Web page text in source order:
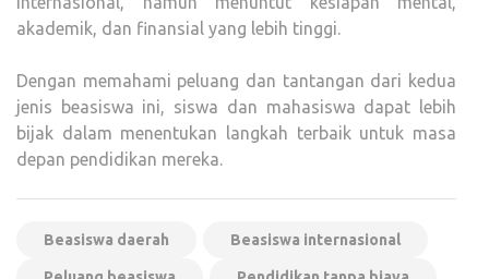
akademik, dan finansial yang lebih tinggi.
Dengan memahami peluang dan tantangan dari kedua
jenis beasiswa ini, siswa dan mahasiswa dapat lebih
bijak dalam menentukan langkah terbaik untuk masa
depan pendidikan mereka.
Beasiswa daerah Beasiswa internasional